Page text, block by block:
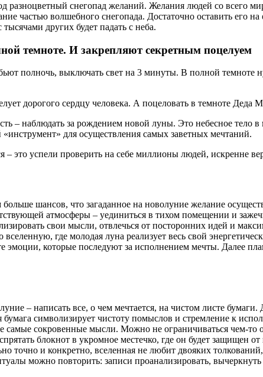
разноцветный снегопад желаний. Желания людей со всего
частью волшебного снегопада. Достаточно оставить его
других будет падать с неба.
темноте. И закрепляют секретным поцелуем
полночь, выключать свет на 3 минуты. В полной темноте
дорогого сердцу человека. А поцеловать в темноте
– наблюдать за рождением новой луны. Это небесное тело
для осуществления самых заветных мечтаний.
– это успели проверить на себе миллионы людей, искренне
шансов, что загаданное на новолуние желание
атмосферы – уединиться в тихом помещении и
свои мысли, отвлечься от посторонних идей и
где молодая луна реализует весь свой
которые последуют за исполнением мечты. Далее
– написать все, о чем мечтается, на чистом листе бумаги.
бумага символизирует чистоту помыслов и стремление к
самые сокровенные мысли. Можно не ограничиваться чем-
блокнот в укромное местечко, где он будет защищен от
точно и конкретно, вселенная не любит двояких
можно повторить: записи проанализировать,